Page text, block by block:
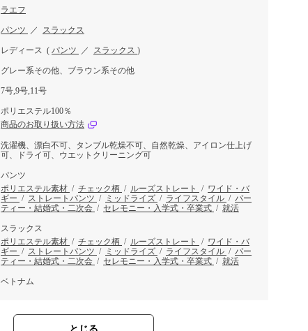
ラエフ
パンツ ／ スラックス
レディース ( パンツ ／ スラックス )
グレー系その他、ブラウン系その他
7号,9号,11号
ポリエステル100％
商品のお取り扱い方法
洗濯機、漂白不可、タンブル乾燥不可、自然乾燥、アイロン仕上げ
可、ドライ可、ウエットクリーニング可
パンツ
ポリエステル素材 / チェック柄 / ルーズストレート / ワイド・バ
ギー / ストレートパンツ / ミッドライズ / ライフスタイル / パー
ティー・結婚式・二次会 / セレモニー・入学式・卒業式 / 就活
スラックス
ポリエステル素材 / チェック柄 / ルーズストレート / ワイド・バ
ギー / ストレートパンツ / ミッドライズ / ライフスタイル / パー
ティー・結婚式・二次会 / セレモニー・入学式・卒業式 / 就活
ベトナム
とじる